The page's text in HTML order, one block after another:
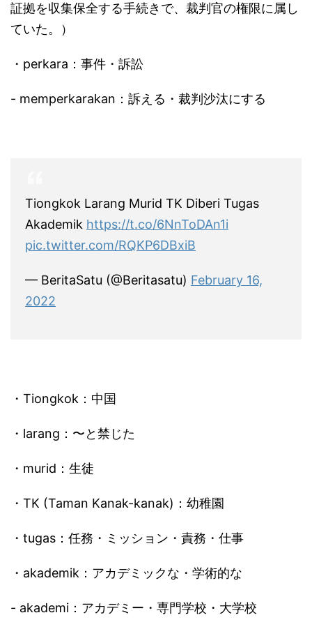
証拠を収集保全する手続きで、裁判官の権限に属し
ていた。）
・perkara：事件・訴訟
- memperkarakan：訴える・裁判沙汰にする
Tiongkok Larang Murid TK Diberi Tugas
Akademik https://t.co/6NnToDAn1i
pic.twitter.com/RQKP6DBxiB
— BeritaSatu (@Beritasatu) February 16,
2022
・Tiongkok：中国
・larang：〜と禁じた
・murid：生徒
・TK (Taman Kanak-kanak)：幼稚園
・tugas：任務・ミッション・責務・仕事
・akademik：アカデミックな・学術的な
- akademi：アカデミー・専門学校・大学校